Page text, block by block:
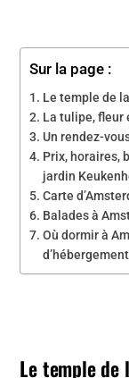
Sur la page :
Le temple de
La tulipe, fleur
Un rendez-
Prix, horaires,
jardin
Carte
Balades à
Où dormir à
Le temple de